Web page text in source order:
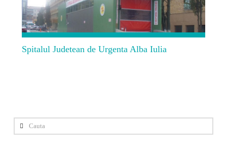
Spitalul Judetean de Urgenta Alba Iulia
Cauta